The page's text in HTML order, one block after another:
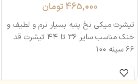
465,000 تومان
تیشرت میکی نخ پنبه بسیار نرم و لطیف و
خنک مناسب سایر ۳۶ تا ۴۴ تیشرت قد
۶۶ سینه ۱۰۰